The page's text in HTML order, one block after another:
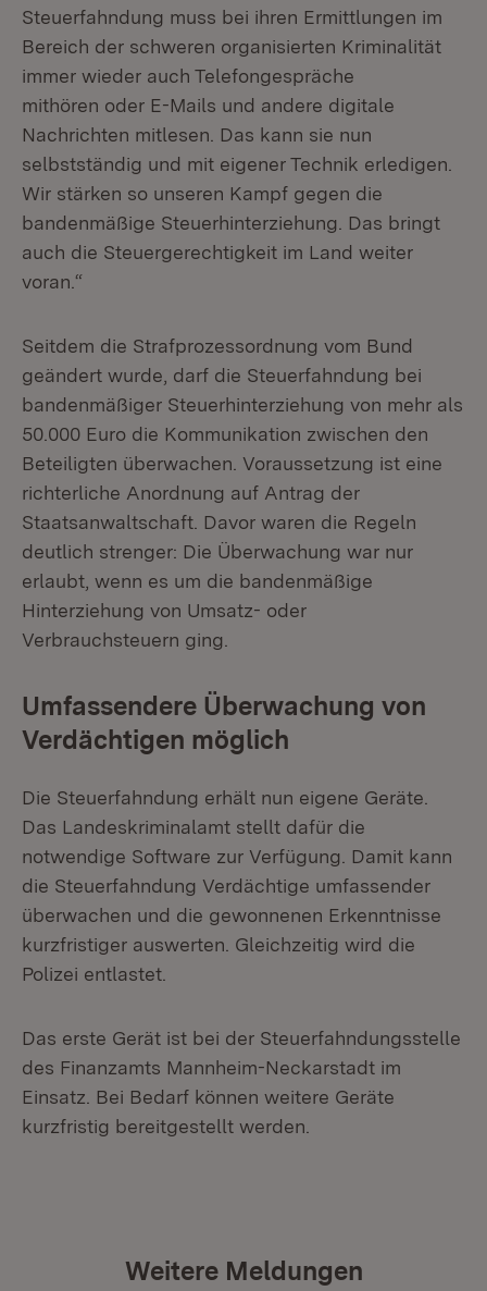
Steuerfahndung muss bei ihren Ermittlungen im
Bereich der schweren organisierten Kriminalität
immer wieder auch Telefongespräche
mithören oder E-Mails und andere digitale
Nachrichten mitlesen. Das kann sie nun
selbstständig und mit eigener Technik erledigen.
Wir stärken so unseren Kampf gegen die
bandenmäßige Steuerhinterziehung. Das bringt
auch die Steuergerechtigkeit im Land weiter
voran.“
Seitdem die Strafprozessordnung vom Bund
geändert wurde, darf die Steuerfahndung bei
bandenmäßiger Steuerhinterziehung von mehr als
50.000 Euro die Kommunikation zwischen den
Beteiligten überwachen. Voraussetzung ist eine
richterliche Anordnung auf Antrag der
Staatsanwaltschaft. Davor waren die Regeln
deutlich strenger: Die Überwachung war nur
erlaubt, wenn es um die bandenmäßige
Hinterziehung von Umsatz- oder
Verbrauchsteuern ging.
Umfassendere Überwachung von
Verdächtigen möglich
Die Steuerfahndung erhält nun eigene Geräte.
Das Landeskriminalamt stellt dafür die
notwendige Software zur Verfügung. Damit kann
die Steuerfahndung Verdächtige umfassender
überwachen und die gewonnenen Erkenntnisse
kurzfristiger auswerten. Gleichzeitig wird die
Polizei entlastet.
Das erste Gerät ist bei der Steuerfahndungsstelle
des Finanzamts Mannheim-Neckarstadt im
Einsatz. Bei Bedarf können weitere Geräte
kurzfristig bereitgestellt werden.
Weitere Meldungen